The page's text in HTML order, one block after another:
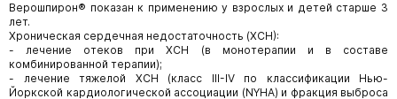
Верошпирон® показан к применению у взрослых и детей старше 3
лет.
Хроническая сердечная недостаточность (ХСН):
- лечение отеков при ХСН (в монотерапии и в составе
комбинированной терапии);
- лечение тяжелой ХСН (класс III-IV по классификации Нью-
Йоркской кардиологической ассоциации (NYHA) и фракция выброса